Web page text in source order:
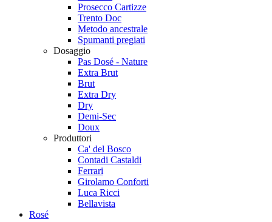
Prosecco Cartizze
Trento Doc
Metodo ancestrale
Spumanti pregiati
Dosaggio
Pas Dosé - Nature
Extra Brut
Brut
Extra Dry
Dry
Demi-Sec
Doux
Produttori
Ca' del Bosco
Contadi Castaldi
Ferrari
Girolamo Conforti
Luca Ricci
Bellavista
Rosé